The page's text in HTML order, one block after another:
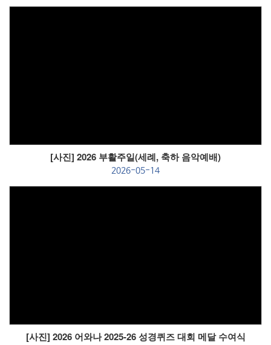
[사진] 2026 부활주일(세례, 축하 음악예배)
2026-05-14
[사진] 2026 어와나 2025-26 성경퀴즈 대회 메달 수여식